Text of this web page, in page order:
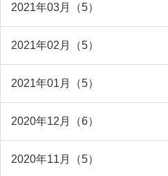
2021年03月（5）
2021年02月（5）
2021年01月（5）
2020年12月（6）
2020年11月（5）